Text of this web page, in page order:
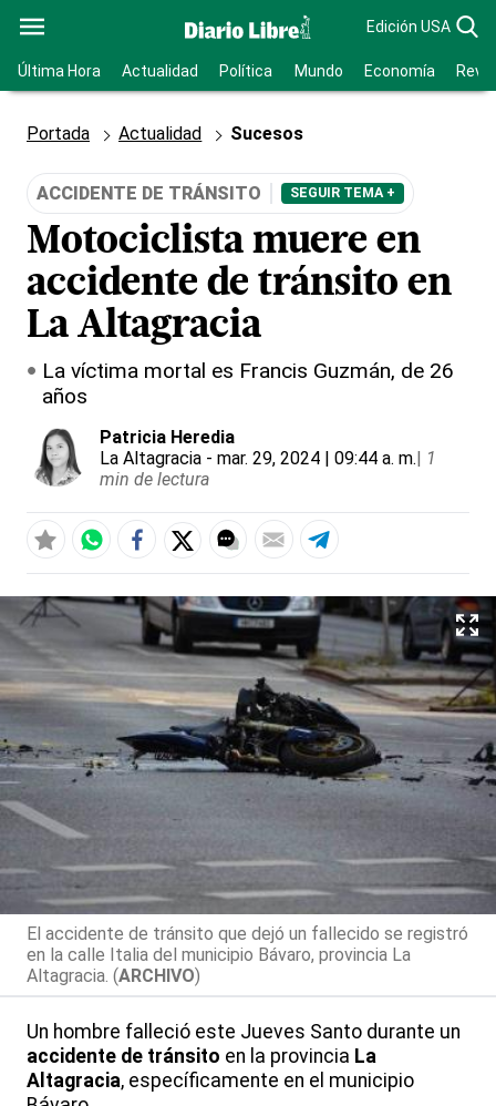
Edición USA
Última Hora Actualidad Política Mundo Economía
Portada Actualidad Sucesos
ACCIDENTE DE TRÁNSITO SEGUIR TEMA +
Motociclista muere en
accidente de tránsito en
La Altagracia
La víctima mortal es Francis Guzmán, de 26
años
Patricia Heredia
La Altagracia - mar. 29, 2024 | 09:44 a. m.| 1
min de lectura
El accidente de tránsito que dejó un fallecido se registró
en la calle Italia del municipio Bávaro, provincia La
Altagracia. (ARCHIVO)
Un hombre falleció este Jueves Santo durante un
accidente de tránsito en la provincia La
Altagracia, específicamente en el municipio